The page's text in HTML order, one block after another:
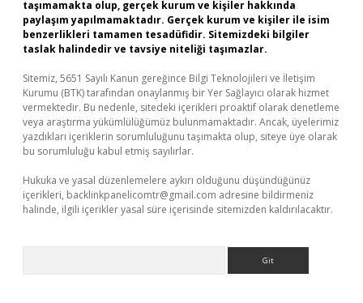
taşımamakta olup, gerçek kurum ve kişiler hakkında
paylaşım yapılmamaktadır. Gerçek kurum ve kişiler ile isim
benzerlikleri tamamen tesadüfidir. Sitemizdeki bilgiler
taslak halindedir ve tavsiye niteliği taşımazlar.
Sitemiz, 5651 Sayılı Kanun gereğince Bilgi Teknolojileri ve İletişim
Kurumu (BTK) tarafından onaylanmış bir Yer Sağlayıcı olarak hizmet
vermektedir. Bu nedenle, sitedeki içerikleri proaktif olarak denetleme
veya araştırma yükümlülüğümüz bulunmamaktadır. Ancak, üyelerimiz
yazdıkları içeriklerin sorumluluğunu taşımakta olup, siteye üye olarak
bu sorumluluğu kabul etmiş sayılırlar.
Hukuka ve yasal düzenlemelere aykırı olduğunu düşündüğünüz
içerikleri, backlinkpanelicomtr@gmail.com adresine bildirmeniz
halinde, ilgili içerikler yasal süre içerisinde sitemizden kaldırılacaktır.